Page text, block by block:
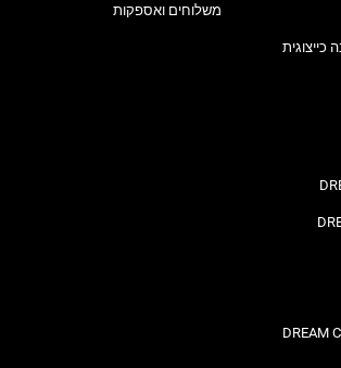
כייצוגית
משלוחים ואספקות